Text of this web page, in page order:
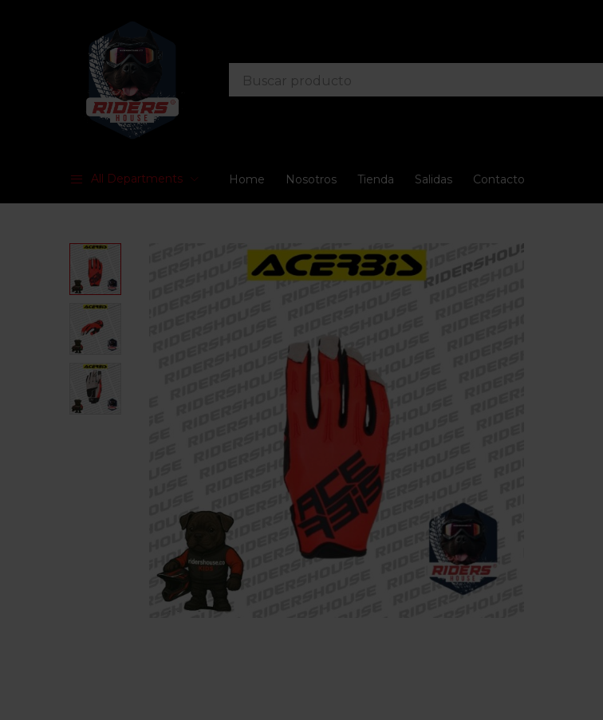
All Departments Home Nosotros Tienda Salidas Contacto